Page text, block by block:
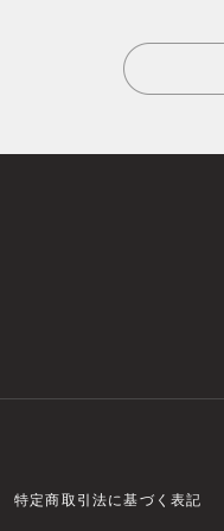
特定商取引法に基づく表記